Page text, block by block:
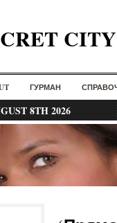
ГУРМАН
8TH 2026